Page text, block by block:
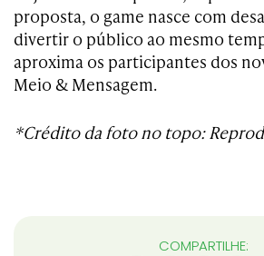
proposta, o game nasce com
divertir o público ao mesmo
aproxima os participantes dos
Meio & Mensagem.
*Crédito da foto no topo:
COMPARTILHE: